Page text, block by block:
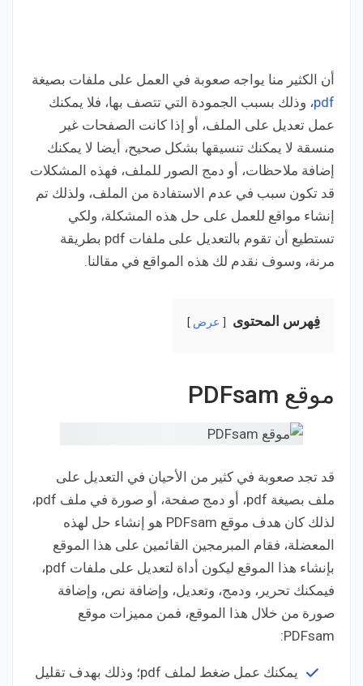
أن الكثير منا يواجه صعوبة في العمل على ملفات بصيغة
pdf، وذلك بسبب الجمودة التي تتصف بها، فلا يمكنك
عمل تعديل على الملف، أو إذا كانت الصفحات غير
منسقة لا يمكنك تنسيقها بشكل صحيح، أيضا لا يمكنك
إضافة ملاحظات، أو دمج الصور للملف، فهذه المشكلات
قد تكون سبب في عدم الاستفادة من الملف، ولذلك تم
إنشاء مواقع للعمل على حل هذه المشكلة، ولكي
تستطيع أن تقوم بالتعديل على ملفات pdf بطريقة
مرنة، وسوف نقدم لك هذه المواقع في مقالنا.
فِهرس المحتوى عرض
موقع PDFsam
قد تجد صعوبة في كثير من الأحيان في التعديل على
ملف بصيغة pdf، أو دمج صفحة، أو صورة في ملف pdf،
لذلك كان هدف موقع PDFsam هو إنشاء حل لهذه
المعضلة، فقام المبرمجين القائمين على هذا الموقع
بإنشاء هذا الموقع ليكون أداة لتعديل على ملفات pdf،
فيمكنك تحرير، ودمج، وتعديل، وإضافة نص، وإضافة
صورة من خلال هذا الموقع، فمن مميزات موقع
PDFsam:
يمكنك عمل ضغط لملف pdf؛ وذلك بهدف تقليل